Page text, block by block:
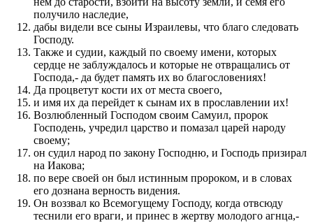
получило наследие,
дабы видели все сыны Израилевы, что благо следовать
Господу.
Также и судии, каждый по своему имени, которых
сердце не заблуждалось и которые не отвращались от
Господа,- да будет память их во благословениях!
Да процветут кости их от места своего,
и имя их да перейдет к сынам их в прославлении их!
Возлюбленный Господом своим Самуил, пророк
Господень, учредил царство и помазал царей народу
своему;
он судил народ по закону Господню, и Господь призирал
на Иакова;
по вере своей он был истинным пророком, и в словах
его дознана верность видения.
Он воззвал ко Всемогущему Господу, когда отвсюду
теснили его враги, и принес в жертву молодого агнца,-